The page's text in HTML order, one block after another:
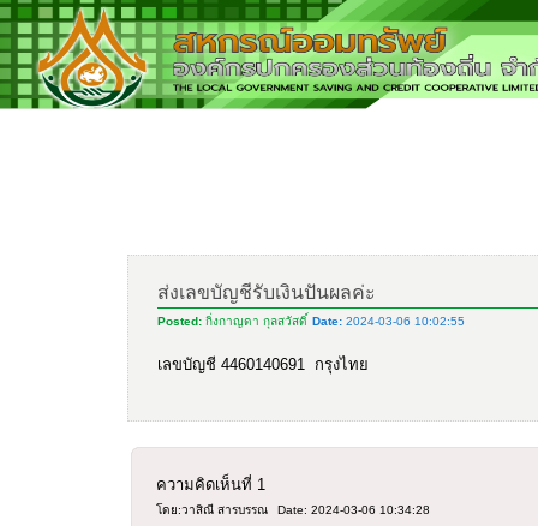
ส่งเลขบัญชีรับเงินปันผลค่ะ
Posted: กิ่งกาญดา กุลสวัสดิ์ Date: 2024-03-06 10:02:55
เลขบัญชี 4460140691 กรุงไทย
ความคิดเห็นที่ 1
โดย:วาสิณี สารบรรณ Date: 2024-03-06 10:34:28